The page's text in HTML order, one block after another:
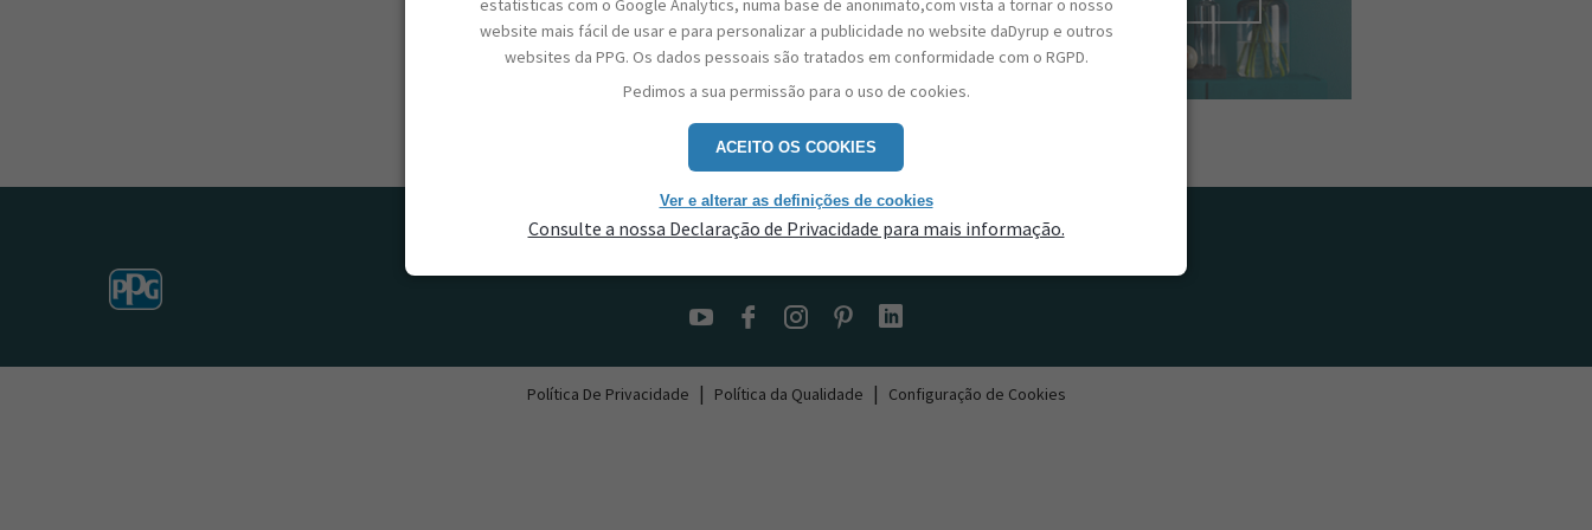
Política De Privacidade | Política da Qualidade | Configuração de Cookies
estatísticas com o Google Analytics, numa base de anonimato,com vista a tornar o nosso
website mais fácil de usar e para personalizar a publicidade no website daDyrup e outros
websites da PPG. Os dados pessoais são tratados em conformidade com o RGPD.
Pedimos a sua permissão para o uso de cookies.
ACEITO OS COOKIES
Ver e alterar as definições de cookies
Consulte a nossa Declaração de Privacidade para mais informação.